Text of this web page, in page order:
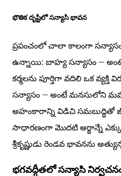
భౌతిక దృష్టిలో సన్యాసి భావన
ప్రపంచంలో చాలా కాలంగా సన్యాసం
ఉన్నాయి: బాహ్య సన్యాసం – అంటే
కర్మలను పూర్తిగా వదిలి ఒక వ్యక్తి
సన్యాసం – అంటే మనసులోని
అహంకారాన్ని విడిచి సమబుద్ధితో
సాధారణంగా మొదటి అర్థాన్నే
శ్రీకృష్ణుడు రెండవ భావనను
భగవద్గీతలో సన్యాసి